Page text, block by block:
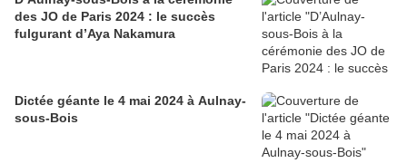
des JO de Paris 2024 : le succès
fulgurant d’Aya Nakamura
Dictée géante le 4 mai 2024 à Aulnay-
sous-Bois